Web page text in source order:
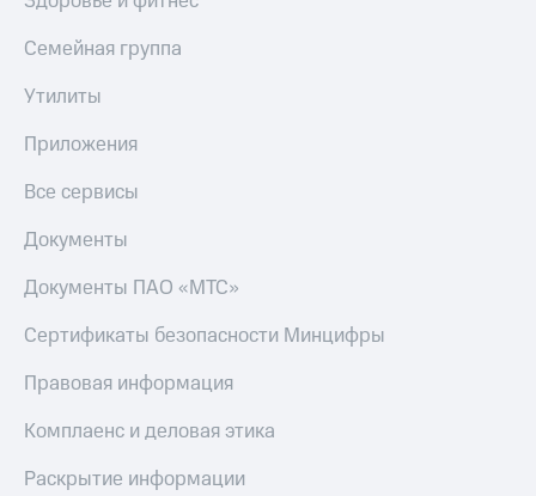
Семейная группа
Утилиты
Приложения
Все сервисы
Документы
Документы ПАО «МТС»
Сертификаты безопасности Минцифры
Правовая информация
Комплаенс и деловая этика
Раскрытие информации